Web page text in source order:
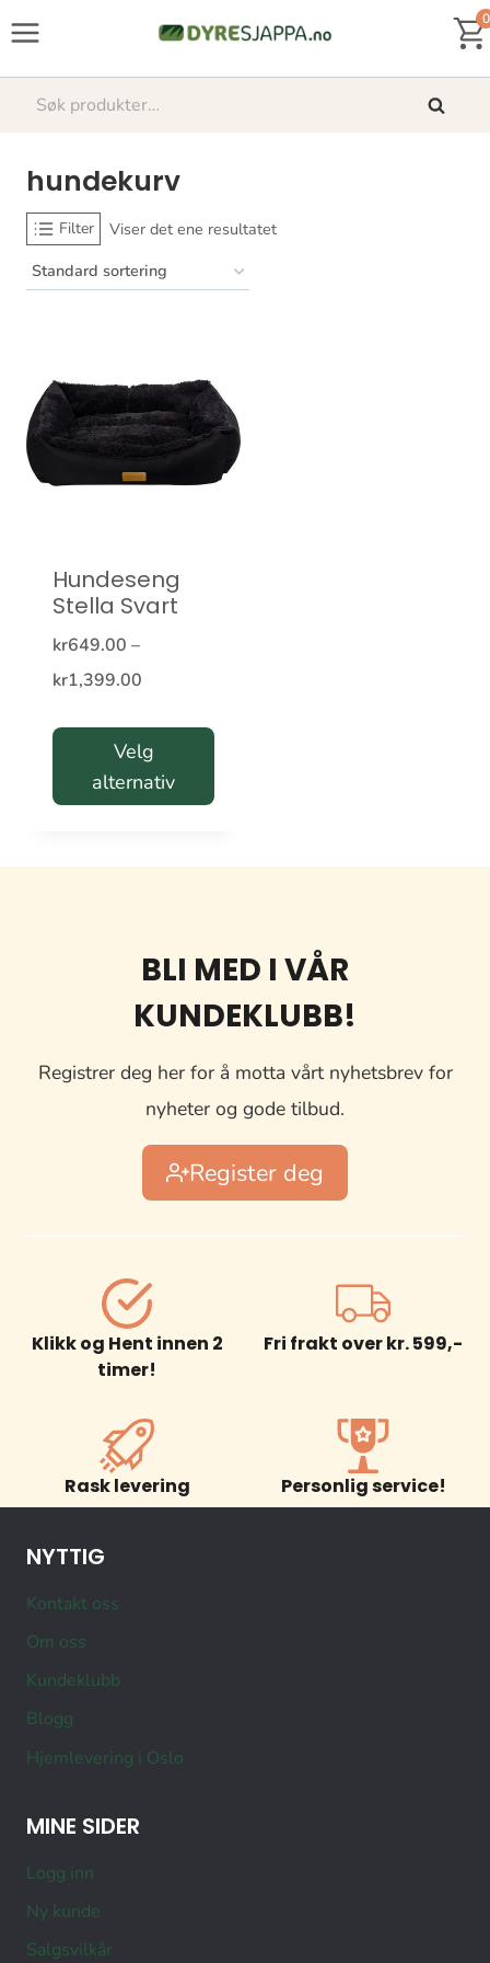
0
Søk
Søk
hundekurv
Filter Viser det ene resultatet
Hundeseng
Stella Svart
kr649.00 –
kr1,399.00
til
kr1,399.00
Velg
alternativ
velges
BLI MED I VÅR
KUNDEKLUBB!
Registrer deg her for å motta vårt nyhetsbrev for
nyheter og gode tilbud.
Register deg
Klikk og Hent innen 2
timer!
Fri frakt over kr. 599,-
Rask levering Personlig service!
NYTTIG
Kontakt oss
Om oss
Kundeklubb
Blogg
Hjemlevering i Oslo
MINE SIDER
Logg inn
Ny kunde
Salgsvilkår